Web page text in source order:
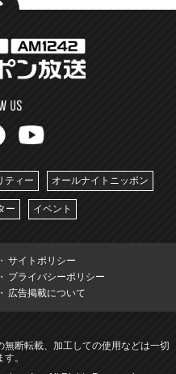
ティー オールナイトニッポン
ー イベント
サイトポリシー
プライバシーポリシー
広告掲載について
断転載、加工しての使用などは一切
す。